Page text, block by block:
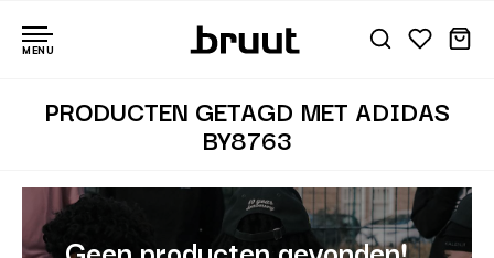
MENU
PRODUCTEN GETAGD MET ADIDAS
BY8763